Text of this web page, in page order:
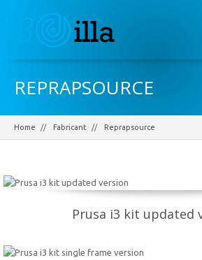
REPRAPSOURCE
Home Fabricant Reprapsource
Prusa i3 kit updated